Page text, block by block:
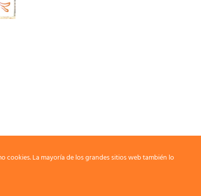
cookies. La mayoría de los grandes sitios web también lo